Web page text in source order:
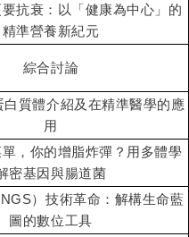
抗衰：以「健康為中心」的
精準營養新紀元
綜合討論
質體介紹及在精準醫學的應
用
，你的增脂炸彈？用多體學
密基因與腸道菌
）技術革命：解構生命藍
圖的數位工具